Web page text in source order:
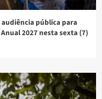
pública para
2027 nesta sexta (7)